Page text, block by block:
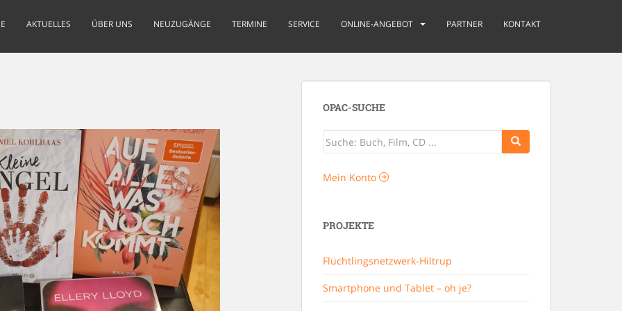
AKTUELLES ÜBER UNS NEUZUGÄNGE TERMINE SERVICE ONLINE-ANGEBOT PARTNER KONTAKT
OPAC-SUCHE
Mein Konto
PROJEKTE
Flüchtlingsnetzwerk-Hiltrup
Smartphone und Tablet – oh je?